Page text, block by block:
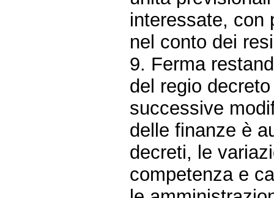
interessate, con
nel conto dei
9. Ferma
del regio
successive
delle finanze è
decreti, le
competenza e